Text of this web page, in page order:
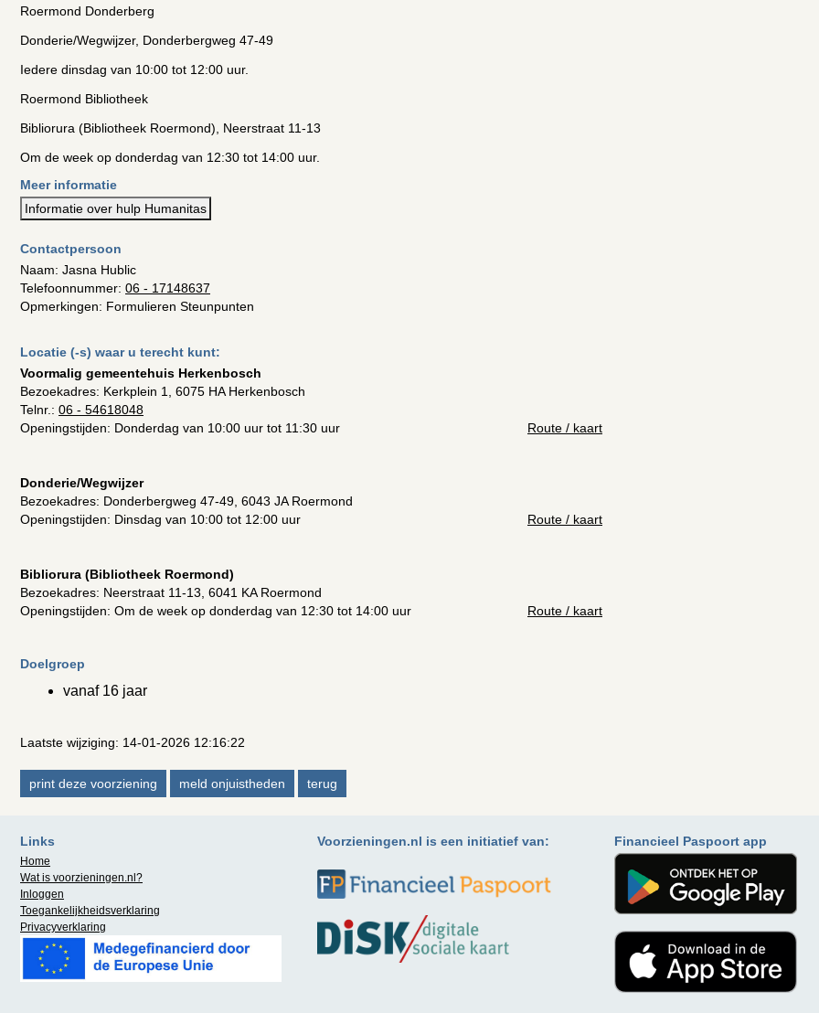
Roermond Donderberg
Donderie/Wegwijzer, Donderbergweg 47-49
Iedere dinsdag van 10:00 tot 12:00 uur.
Roermond Bibliotheek
Bibliorura (Bibliotheek Roermond), Neerstraat 11-13
Om de week op donderdag van 12:30 tot 14:00 uur.
Meer informatie
Informatie over hulp Humanitas
Contactpersoon
Naam: Jasna Hublic
Telefoonnummer: 06 - 17148637
Opmerkingen: Formulieren Steunpunten
Locatie (-s) waar u terecht kunt:
Voormalig gemeentehuis Herkenbosch
Bezoekadres: Kerkplein 1, 6075 HA Herkenbosch
Telnr.: 06 - 54618048
Openingstijden: Donderdag van 10:00 uur tot 11:30 uur
Route / kaart
Donderie/Wegwijzer
Bezoekadres: Donderbergweg 47-49, 6043 JA Roermond
Openingstijden: Dinsdag van 10:00 tot 12:00 uur
Route / kaart
Bibliorura (Bibliotheek Roermond)
Bezoekadres: Neerstraat 11-13, 6041 KA Roermond
Openingstijden: Om de week op donderdag van 12:30 tot 14:00 uur
Route / kaart
Doelgroep
vanaf 16 jaar
Laatste wijziging: 14-01-2026 12:16:22
Links
Home
Wat is voorzieningen.nl ?
Inloggen
Toegankelijkheidsverklaring
Privacyverklaring
Voorzieningen.nl is een initiatief van: Financieel Paspoort app